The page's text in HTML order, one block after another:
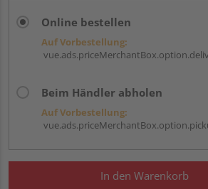
Online bestellen
Auf Vorbestellung:
Beim Händler abholen
Auf Vorbestellung:
In den Warenkorb